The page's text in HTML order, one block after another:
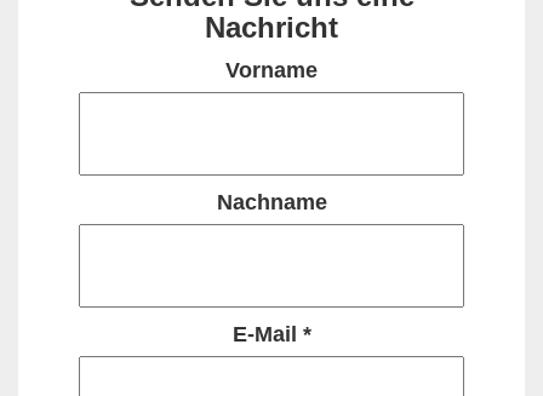
Nachricht
Vorname
Nachname
E-Mail *